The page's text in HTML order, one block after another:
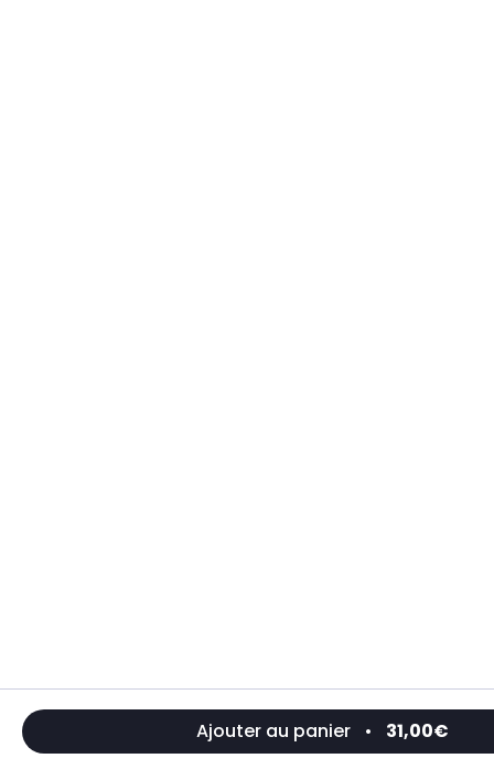
Ajouter au panier • 31,00€